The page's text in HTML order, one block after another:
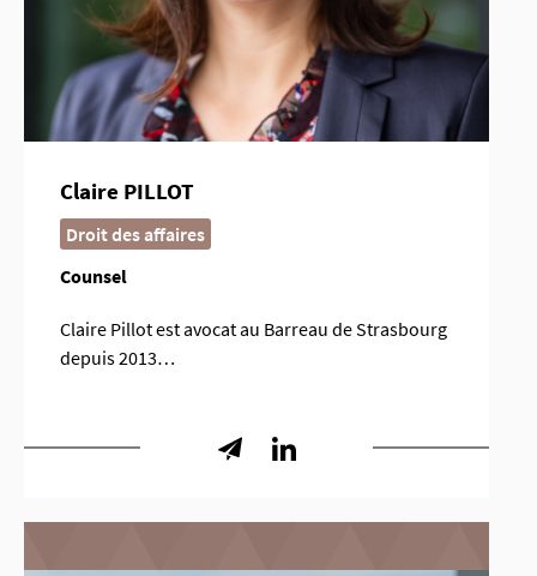
Claire PILLOT
Droit des affaires
Counsel
Claire Pillot est avocat au Barreau de Strasbourg
depuis 2013…